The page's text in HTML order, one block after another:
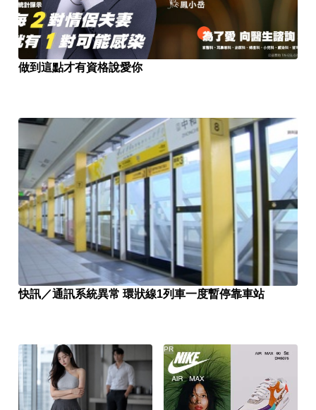
做到這點才有資格說愛你
快訊／通訊系統異常 環狀線1列車一度暫停靠車站
PR